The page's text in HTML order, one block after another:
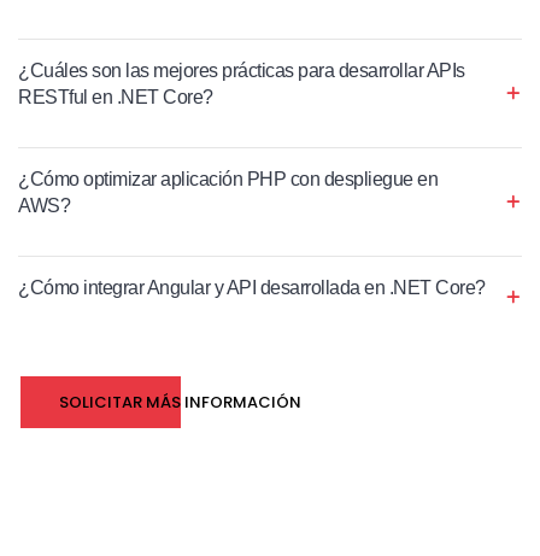
¿Cuáles son las mejores prácticas para desarrollar APIs
RESTful en .NET Core?
¿Cómo optimizar aplicación PHP con despliegue en
AWS?
¿Cómo integrar Angular y API desarrollada en .NET Core?
SOLICITAR MÁS INFORMACIÓN